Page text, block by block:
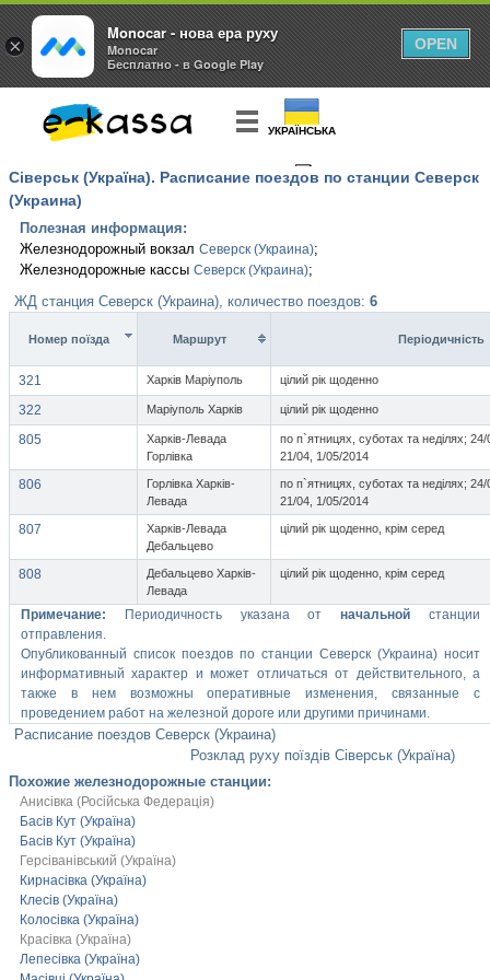
УКРАЇНСЬКА
Сіверськ (Україна). Расписание поездов по станции Северск
(Украина)
Полезная информация:
Железнодорожный вокзал Северск (Украина);
Железнодорожные кассы Северск (Украина);
ЖД станция Северск (Украина), количество поездов: 6
Номер поїзда Маршрут Перiодичнiсть
321 Харків Маріуполь цілий рік щоденно
322 Маріуполь Харків цілий рік щоденно
805
Харків-Левада
Горлівка
по п`ятницях, суботах та неділях;
21/04, 1/05/2014
806
Горлівка Харків-
Левада
по п`ятницях, суботах та неділях;
21/04, 1/05/2014
807
Харків-Левада
Дебальцево
цілий рік щоденно, крім серед
808
Дебальцево Харків-
Левада
цілий рік щоденно, крім серед
Примечание: Периодичность указана отначальной станции
отправления.
Опубликованный список поездов по станции Северск (Украина) носит
информативный характер и может отличаться от действительного, а
также в нем возможны оперативные изменения, связанные с
проведением работ на железной дороге или другими причинами.
Расписание поездов Северск (Украина)
Розклад руху поїздів Сіверськ (Україна)
Похожие железнодорожные станции:
Анисівка (Російська Федерація)
Басів Кут (Україна)
Басів Кут (Україна)
Герсіванівський (Україна)
Кирнасівка (Україна)
Клесів (Україна)
Колосівка (Україна)
Красівка (Україна)
Лепесівка (Україна)
×
Monocar - нова ера руху
Monocar
Бесплатно - в Google Play
OPEN